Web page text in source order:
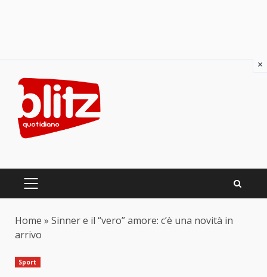
content
PRIMARY
Home » Sinner e il “vero” amore: c’è una novità in
arrivo
Sport
×